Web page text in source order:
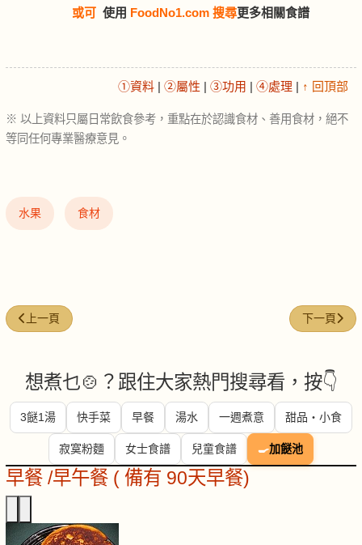
或可 使用 FoodNo1.com 搜尋更多相關食譜
①資料 | ②屬性 | ③功用 | ④處理 | ↑ 回頂部
※ 以上資料只屬日常飲食參考，重點在於認識食材、善用食材，絕不
等同任何專業醫療意見。
水果 食材
上一篇文章: 奶茶 (Milk tea)
上一頁 下一篇文
下一頁
想煮乜🍲？跟住大家熱門搜尋看，按👇
3餸1湯 快手菜 早餐 湯水 一週煮意 甜品・小食
寂寞粉麵 女士食譜 兒童食譜 🍳加餸池
早餐 /早午餐 ( 備有 90天早餐)